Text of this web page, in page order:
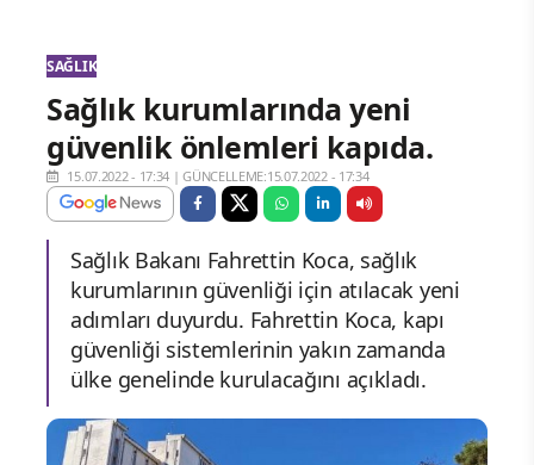
SAĞLIK
Sağlık kurumlarında yeni
güvenlik önlemleri kapıda.
15.07.2022 - 17:34 |GÜNCELLEME:15.07.2022 - 17:34
Sağlık Bakanı Fahrettin Koca, sağlık
kurumlarının güvenliği için atılacak yeni
adımları duyurdu. Fahrettin Koca, kapı
güvenliği sistemlerinin yakın zamanda
ülke genelinde kurulacağını açıkladı.